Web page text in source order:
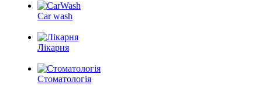
Car wash
Лікарня
Стоматологія